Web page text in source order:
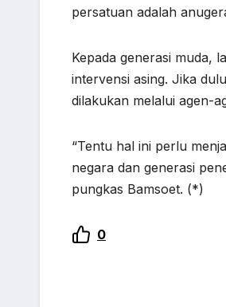
persatuan adalah
Kepada generasi muda,
intervensi asing. Jika
dilakukan melalui agen-
“Tentu hal ini perlu
negara dan generasi
pungkas Bamsoet. (*)
0